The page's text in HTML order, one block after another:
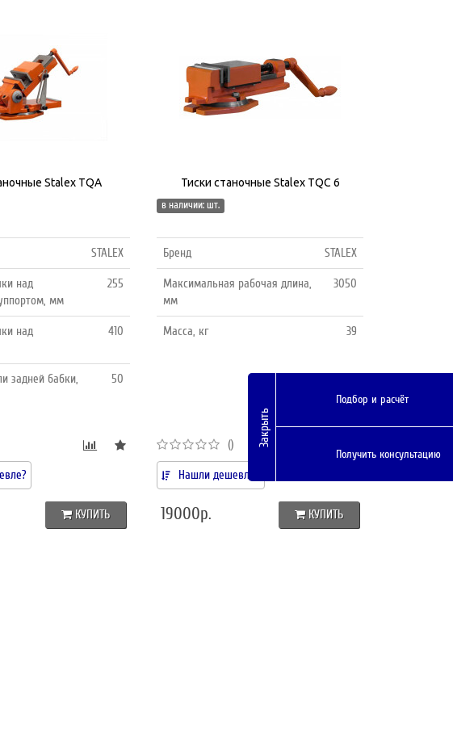
Stalex TQA
STALEX
над
мм
255
над
410
задней бабки,
50
КУПИТЬ
Тиски станочные Stalex TQC 6
в наличии: шт.
Бренд STALEX
Максимальная рабочая длина,
мм
3050
Масса, кг 39
()
Нашли дешевле?
19000р. КУПИТЬ
Закрыть
Подбор и расчёт
Получить консультацию